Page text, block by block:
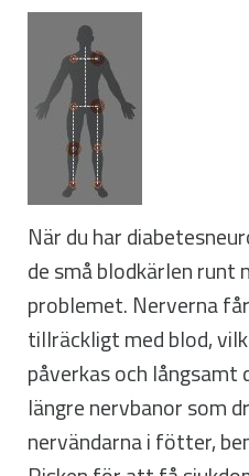
När du har
de små blodkärlen runt
problemet. Nerverna
tillräckligt med blod,
påverkas och
längre nervbanor som
nervändarna i fötter,